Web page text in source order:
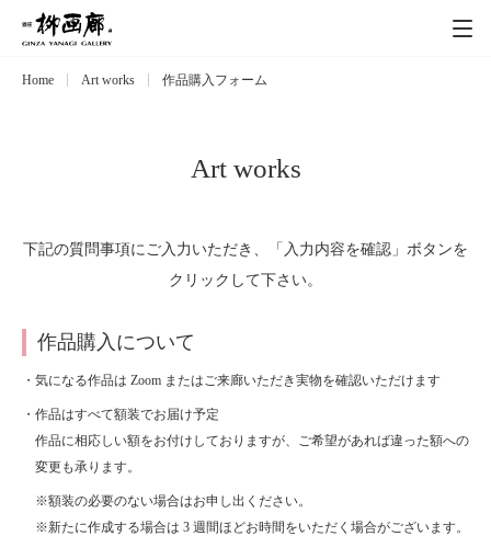
Exhibitions
Schedule スケジュール
About
Home Art works 作品購入フォーム
Art works
下記の質問事項にご入力いただき、「入力内容を確認」ボタンを
クリックして下さい。
作品購入について
・気になる作品は Zoom またはご来廊いただき実物を確認いただけます
・作品はすべて額装でお届け予定
作品に相応しい額をお付けしておりますが、ご希望があれば違った額への
変更も承ります。
※額装の必要のない場合はお申し出ください。
※新たに作成する場合は 3 週間ほどお時間をいただく場合がございます。